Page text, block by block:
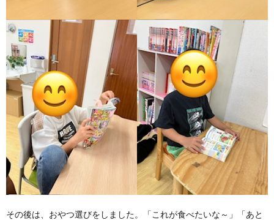
その後は、おやつ選びをしました。「これが食べたいな～」「あと